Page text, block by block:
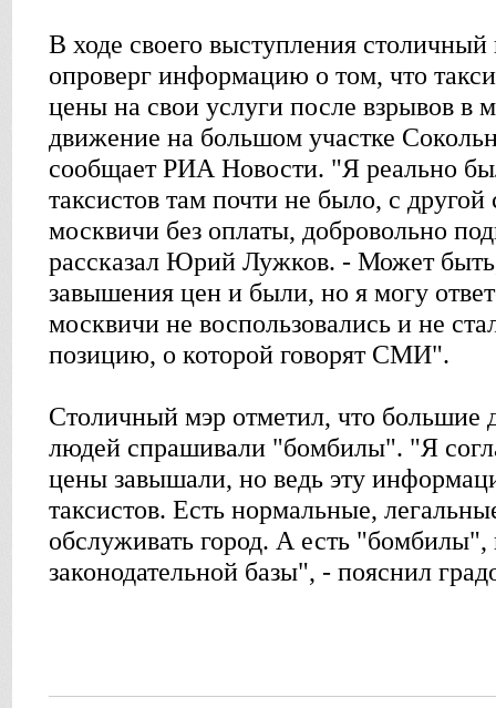
В ходе своего выступления столичный
опроверг информацию о том, что
цены на свои услуги после взрывов в
движение на большом участке
сообщает РИА Новости. "Я реально
таксистов там почти не было, с
москвичи без оплаты, добровольно
рассказал Юрий Лужков. - Может
завышения цен и были, но я могу
москвичи не воспользовались и не
позицию, о которой говорят СМИ".
Столичный мэр отметил, что большие
людей спрашивали "бомбилы". "Я
цены завышали, но ведь эту
таксистов. Есть нормальные,
обслуживать город. А есть
законодательной базы", - пояснил